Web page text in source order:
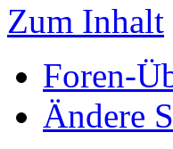
Zum Inhalt
Foren-
Ändere